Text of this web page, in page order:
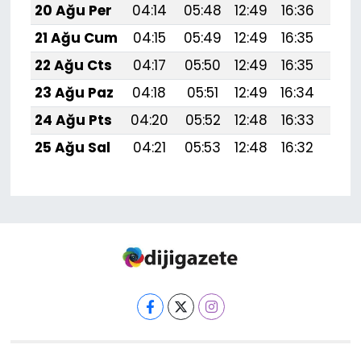
20 Ağu Per
04:14 05:48 12:49 16:36
21 Ağu Cum
04:15 05:49 12:49 16:35
22 Ağu Cts
04:17 05:50 12:49 16:35
23 Ağu Paz
04:18 05:51 12:49 16:34
24 Ağu Pts
04:20 05:52 12:48 16:33
25 Ağu Sal
04:21 05:53 12:48 16:32